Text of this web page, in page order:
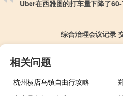
Uber在西雅图的打车量下降了
综合治理会议记录
相关问题
杭州横店乌镇自由行攻略